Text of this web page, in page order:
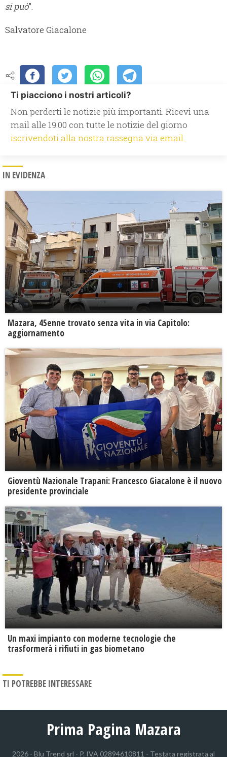
si può”.
Salvatore Giacalone
Ti piacciono i nostri articoli?
Non perderti le notizie più importanti. Ricevi una
mail alle 19.00 con tutte le notizie del giorno
iscrivendoti alla nostra rassegna via email.
IN EVIDENZA
Mazara, 45enne trovato senza vita in via Capitolo:
aggiornamento
Gioventù Nazionale Trapani: Francesco Giacalone è il nuovo
presidente provinciale
Un maxi impianto con moderne tecnologie che
trasformerà i rifiuti in gas biometano
TI POTREBBE INTERESSARE
Prima Pagina Mazara
2026 - Blu Trend srl - P. IVA 02894610811 - Testata registrata al